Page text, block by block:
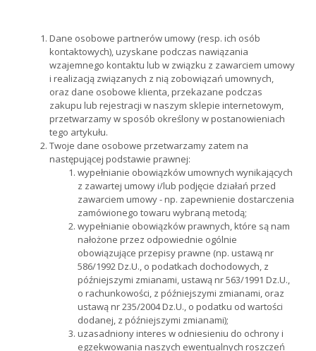
Dane osobowe partnerów umowy (resp. ich osób
kontaktowych), uzyskane podczas nawiązania
wzajemnego kontaktu lub w związku z zawarciem umowy
i realizacją związanych z nią zobowiązań umownych,
oraz dane osobowe klienta, przekazane podczas
zakupu lub rejestracji w naszym sklepie internetowym,
przetwarzamy w sposób określony w postanowieniach
tego artykułu.
Twoje dane osobowe przetwarzamy zatem na
następującej podstawie prawnej:
wypełnianie obowiązków umownych wynikających
z zawartej umowy i/lub podjęcie działań przed
zawarciem umowy - np. zapewnienie dostarczenia
zamówionego towaru wybraną metodą;
wypełnianie obowiązków prawnych, które są nam
nałożone przez odpowiednie ogólnie
obowiązujące przepisy prawne (np. ustawą nr
586/1992 Dz.U., o podatkach dochodowych, z
późniejszymi zmianami, ustawą nr 563/1991 Dz.U.,
o rachunkowości, z późniejszymi zmianami, oraz
ustawą nr 235/2004 Dz.U., o podatku od wartości
dodanej, z późniejszymi zmianami);
uzasadniony interes w odniesieniu do ochrony i
egzekwowania naszych ewentualnych roszczeń